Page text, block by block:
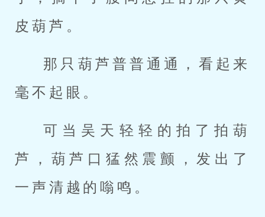
皮葫芦。
那只葫芦普普通通，看起来
毫不起眼。
可当吴天轻轻的拍了拍葫
芦，葫芦口猛然震颤，发出了
一声清越的嗡鸣。